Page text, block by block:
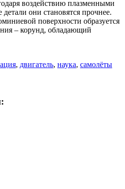
воздействию плазменными
они становятся прочнее.
поверхности образуется
– корунд, обладающий
, двигатель, наука, самолёты